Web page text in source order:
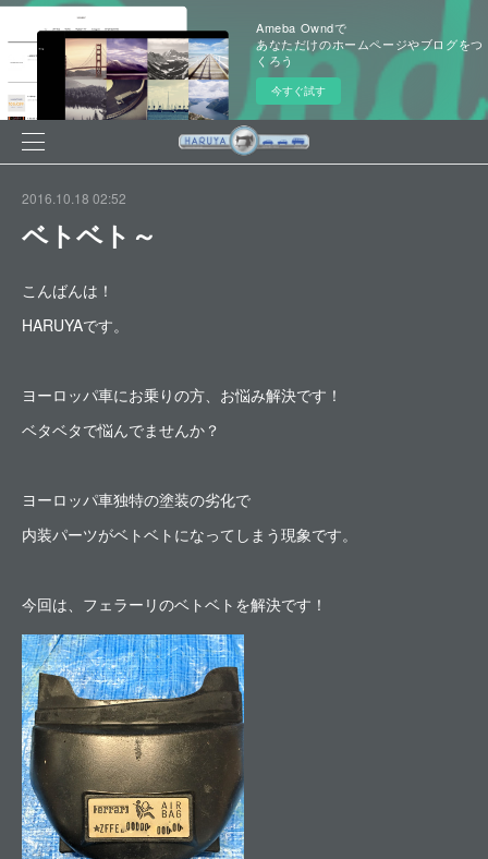
Ameba Owndで
あなただけのホームページやブログをつ
くろう
今すぐ試す
2016.10.18 02:52
ベトベト～
こんばんは！
HARUYAです。
ヨーロッパ車にお乗りの方、お悩み解決です！
ベタベタで悩んでませんか？
ヨーロッパ車独特の塗装の劣化で
内装パーツがベトベトになってしまう現象です。
今回は、フェラーリのベトベトを解決です！